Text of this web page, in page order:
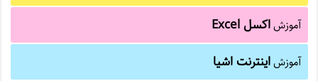
آموزشاکسل Excel
آموزشاینترنت اشیا